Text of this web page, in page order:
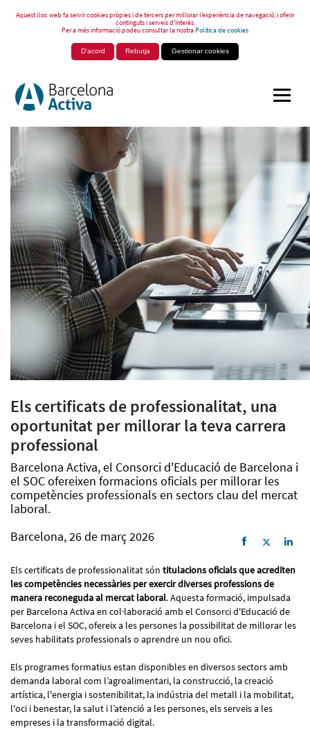
Aquest lloc web fa servir cookies pròpies i de tercers per millorar l’experiència de navegació, i oferir
continguts i serveis d’interès.
Per a més informació podeu consultar la nostraPolítica de cookies
D'acord Rebutja Gestionar cookies
Els certificats de professionalitat, una
oportunitat per millorar la teva carrera
professional
Barcelona Activa, el Consorci d'Educació de Barcelona i
el SOC ofereixen formacions oficials per millorar les
competències professionals en sectors clau del mercat
laboral.
Barcelona, 26 de març 2026
Els certificats de professionalitat són titulacions oficials que acrediten
les competències necessàries per exercir diverses professions de
manera reconeguda al mercat laboral. Aquesta formació, impulsada
per Barcelona Activa en col·laboració amb el Consorci d'Educació de
Barcelona i el SOC, ofereix a les persones la possibilitat de millorar les
seves habilitats professionals o aprendre un nou ofici.
Els programes formatius estan disponibles en diversos sectors amb
demanda laboral com l’agroalimentari, la construcció, la creació
artística, l'energia i sostenibilitat, la indústria del metall i la mobilitat,
l'oci i benestar, la salut i l’atenció a les persones, els serveis a les
empreses i la transformació digital.